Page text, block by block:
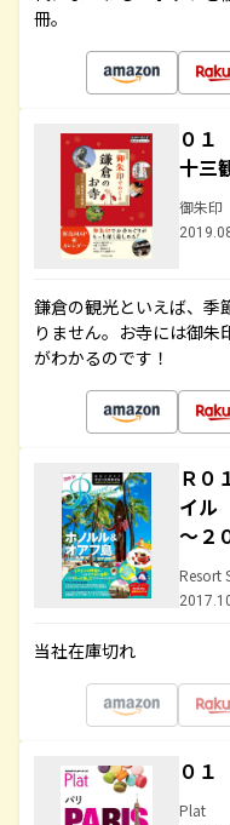
冊。
０
十三
御朱印
鎌倉の観光といえば、季
りません。お寺には御朱
がわかるのです！
Ｒ
イル
～２
Resort
当社在庫切れ
０
Plat